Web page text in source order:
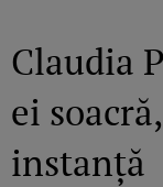
Claudia
ei
instanță